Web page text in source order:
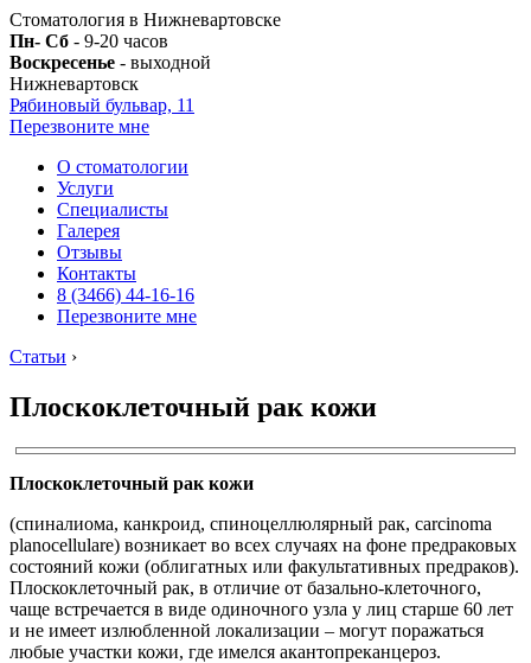
Стоматология в Нижневартовске
Пн- Сб - 9-20 часов
Воскресенье - выходной
Нижневартовск
Рябиновый бульвар, 11
Перезвоните мне
О стоматологии
Услуги
Специалисты
Галерея
Отзывы
Контакты
8 (3466) 44-16-16
Перезвоните мне
Статьи ›
Плоскоклеточный рак кожи
Плоскоклеточный рак кожи
(спиналиома, канкроид, спиноцеллюлярный рак, carcinoma
planocellulare) возникает во всех случаях на фоне предраковых
состояний кожи (облигатных или факультативных предраков).
Плоскоклеточный рак, в отличие от базально-клеточного,
чаще встречается в виде одиночного узла у лиц старше 60 лет
и не имеет излюбленной локализации – могут поражаться
любые участки кожи, где имелся акантопреканцероз.